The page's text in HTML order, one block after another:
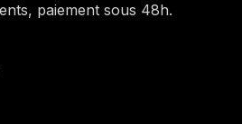
paiement sous 48h.